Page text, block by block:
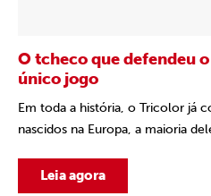
O tcheco que defendeu
único jogo
Em toda a história, o Tricolor já
nascidos na Europa, a maioria
Leia agora